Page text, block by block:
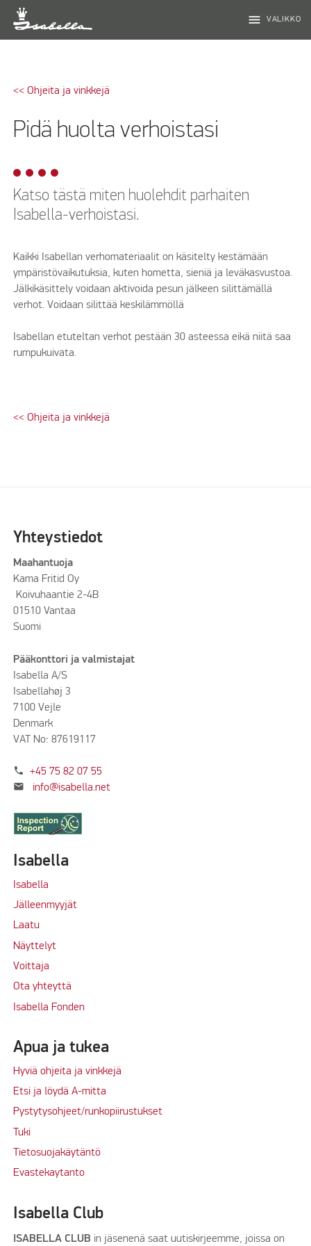
menu VALIKKO
<< Ohjeita ja vinkkejä
Pidä huolta verhoistasi
Katso tästä miten huolehdit parhaiten
Isabella-verhoistasi.
Kaikki Isabellan verhomateriaalit on käsitelty kestämään
ympäristövaikutuksia, kuten hometta, sieniä ja leväkasvustoa.
Jälkikäsittely voidaan aktivoida pesun jälkeen silittämällä
verhot. Voidaan silittää keskilämmöllä
Isabellan etuteltan verhot pestään 30 asteessa eikä niitä saa
rumpukuivata.
<< Ohjeita ja vinkkejä
Yhteystiedot
Maahantuoja
Kama Fritid Oy
Koivuhaantie 2-4B
01510 Vantaa
Suomi
Pääkonttori ja valmistajat
Isabella A/S
Isabellahøj 3
7100 Vejle
Denmark
VAT No: 87619117
phone +45 75 82 07 55
mail info@isabella.net
Isabella
Isabella
Jälleenmyyjät
Laatu
Näyttelyt
Voittaja
Ota yhteyttä
Isabella Fonden
Apua ja tukea
Hyviä ohjeita ja vinkkejä
Etsi ja löydä A-mitta
Pystytysohjeet/runkopiirustukset
Tuki
Tietosuojakäytäntö
Evastekaytanto
Isabella Club
ISABELLA CLUB in jäsenenä saat uutiskirjeemme, joissa on